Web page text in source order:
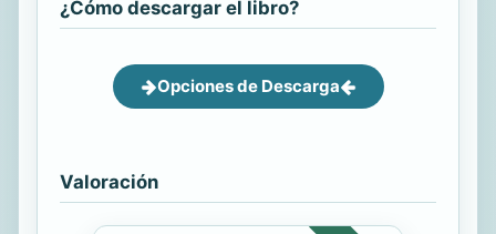
¿Cómo descargar el libro?
Opciones de Descarga
Valoración